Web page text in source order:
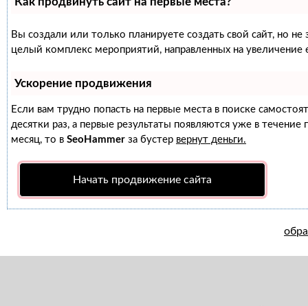
Вы создали или только планируете создать свой сайт, но
целый комплекс мероприятий, направленных на
Ускорение продвижения
Если вам трудно попасть на первые места в поиске
десятки раз, а первые результаты появляются уже в
месяц, то в SeoHammer за бустер вернут деньги.
Начать продвижение сайта